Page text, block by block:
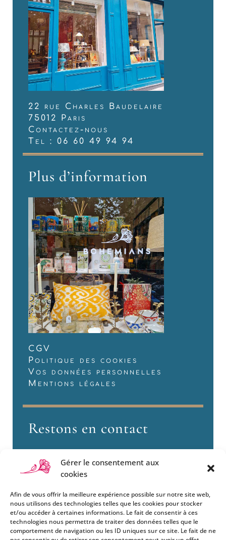
Gérer le consentement aux
cookies
Afin de vous offrir la meilleure expérience possible sur notre site web,
nous utilisons des technologies telles que les cookies pour stocker
et/ou accéder à certaines informations. Le fait de consentir à ces
technologies nous permettra de traiter des données telles que le
comportement de navigation ou les ID uniques sur ce site. Le fait de ne
22 rue Charles Baudelaire
75012 Paris
Contactez-nous
Tel : 06 60 49 94 94
Plus d’information
CGV
Politique des cookies
Vos données personnelles
Mentions légales
Restons en contact
Si vous souhaitez être informés
des nouveautés et évènements